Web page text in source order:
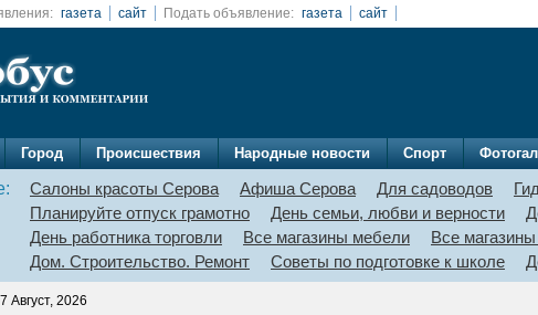
газета сайт Подать объявление: газета сайт
Город Происшествия Народные новости Спорт
Салоны красоты Серова Афиша Серова Для садоводов
Планируйте отпуск грамотно
День семьи, любви и верности
День работника торговли
Все магазины мебели
Все
Дом. Строительство. Ремонт
Советы по подготовке к школе
Август, 2026